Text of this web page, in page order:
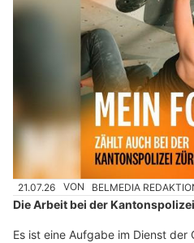
21.07.26 VON BELMEDIA
Die Arbeit bei der
Es ist eine Aufgabe im Dienst